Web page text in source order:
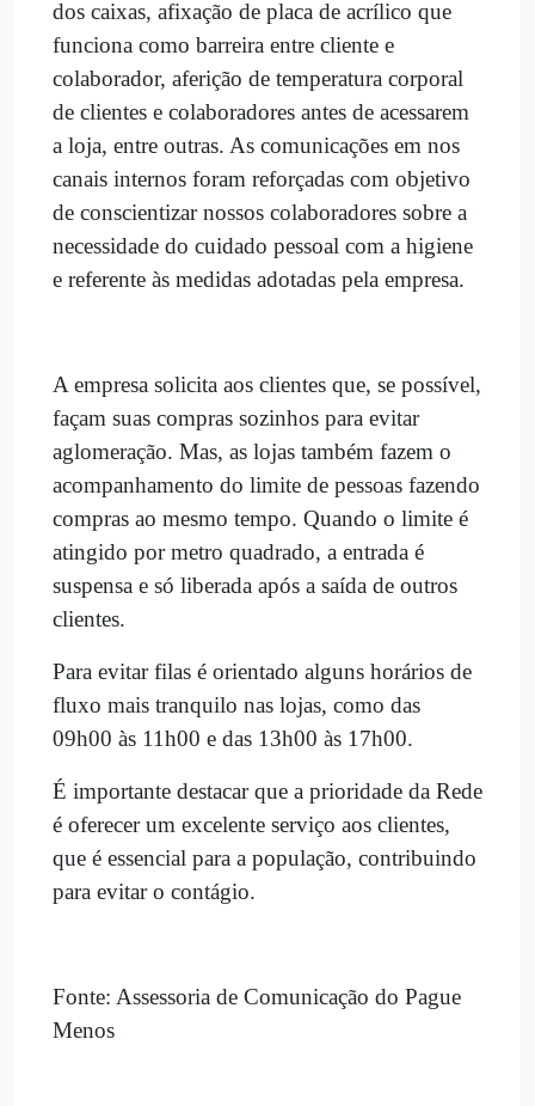
dos caixas, afixação de placa de acrílico que
funciona como barreira entre cliente e
colaborador, aferição de temperatura corporal
de clientes e colaboradores antes de acessarem
a loja, entre outras. As comunicações em nos
canais internos foram reforçadas com objetivo
de conscientizar nossos colaboradores sobre a
necessidade do cuidado pessoal com a higiene
e referente às medidas adotadas pela empresa.
A empresa solicita aos clientes que, se possível,
façam suas compras sozinhos para evitar
aglomeração. Mas, as lojas também fazem o
acompanhamento do limite de pessoas fazendo
compras ao mesmo tempo. Quando o limite é
atingido por metro quadrado, a entrada é
suspensa e só liberada após a saída de outros
clientes.
Para evitar filas é orientado alguns horários de
fluxo mais tranquilo nas lojas, como das
09h00 às 11h00 e das 13h00 às 17h00.
É importante destacar que a prioridade da Rede
é oferecer um excelente serviço aos clientes,
que é essencial para a população, contribuindo
para evitar o contágio.
Fonte: Assessoria de Comunicação do Pague
Menos